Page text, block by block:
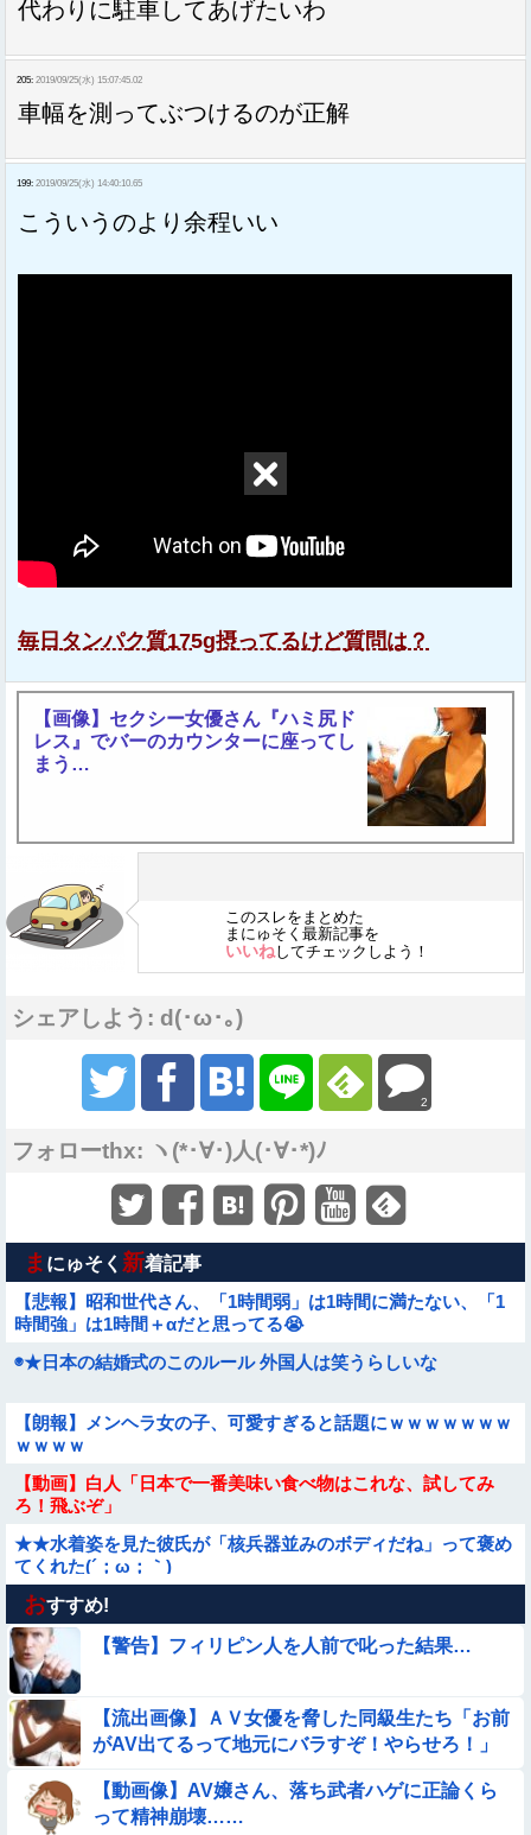
代わりに駐車してあげたいわ
205: 2019/09/25(水) 15:07:45.02
車幅を測ってぶつけるのが正解
199: 2019/09/25(水) 14:40:10.65
こういうのより余程いい
毎日タンパク質175g摂ってるけど質問は？
【画像】セクシー女優さん『ハミ尻ド
レス』でバーのカウンターに座ってし
まう…
このスレをまとめた
まにゅそく最新記事を
いいねしてチェックしよう！
シェアしよう: d(･ω･｡)
2
フォローthx: ヽ(*･∀･)人(･∀･*)ﾉ
ま にゅそく 新着記事
【悲報】昭和世代さん、「1時間弱」は1時間に満たない、「1
時間強」は1時間＋αだと思ってる😭
◉★日本の結婚式のこのルール 外国人は笑うらしいな
【朗報】メンヘラ女の子、可愛すぎると話題にｗｗｗｗｗｗｗ
ｗｗｗｗ
【動画】白人「日本で一番美味い食べ物はこれな、試してみ
ろ！飛ぶぞ」
★★水着姿を見た彼氏が「核兵器並みのボディだね」って褒め
てくれた(´；ω；｀)
【動画】野犬の群れに襲われた男性、とんでもない方法で制圧
するｗｗｗｗｗｗｗ
★★同格のように語られてるけど実際は『雲泥の差』があるも
のと言えば？
【画像】女さん「彼氏が強制わいせつで捕まって謝罪の手紙が
来た」ﾊﾟｼｬｯ
【動画】ピザ屋のバイト女、クッソせこい『ツマミ食い』をし
て炎上
おすすめ!
【警告】フィリピン人を人前で叱った結果…
【流出画像】ＡＶ女優を脅した同級生たち「お前
がAV出てるって地元にバラすぞ！やらせろ！」
【動画像】AV嬢さん、落ち武者ハゲに正論くら
って精神崩壊……